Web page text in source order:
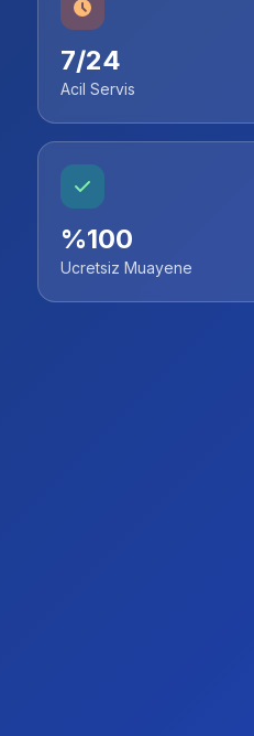
7/24
Acil Servis
%100
Ucretsiz Muayene